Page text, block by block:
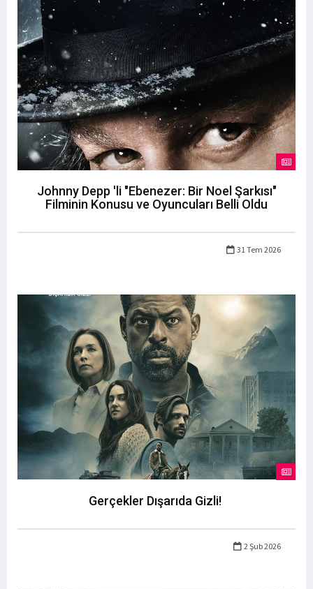
Johnny Depp 'li "Ebenezer: Bir Noel Şarkısı"
Filminin Konusu ve Oyuncuları Belli Oldu
31 Tem 2026
Gerçekler Dışarıda Gizli!
2 Şub 2026